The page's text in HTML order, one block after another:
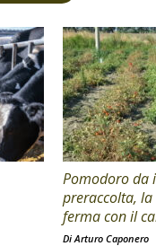
Pomodoro da
preraccolta,
ferma con il
Di Arturo Caponero